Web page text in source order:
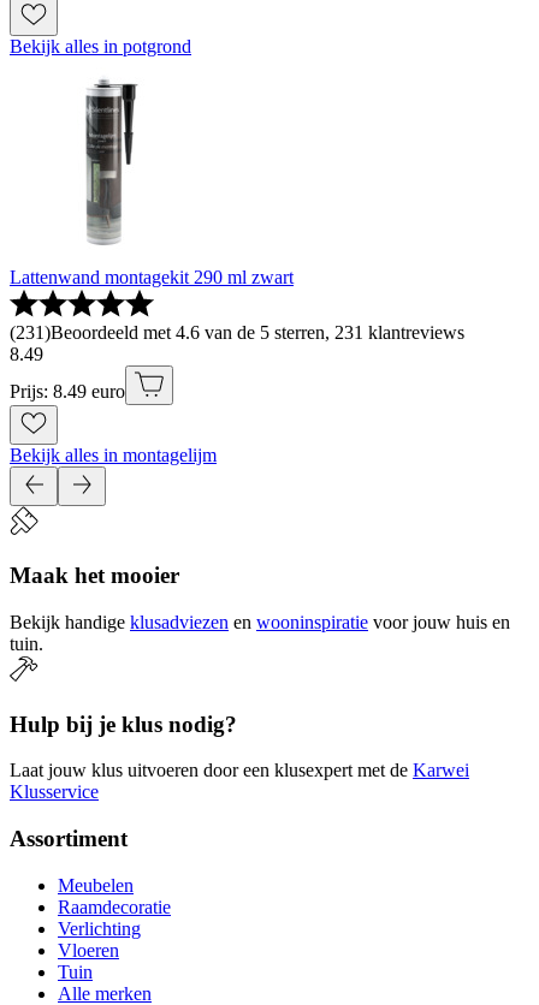
Bekijk alles in potgrond
Lattenwand montagekit 290 ml zwart
(231)Beoordeeld met 4.6 van de 5 sterren, 231 klantreviews
8.49
Prijs: 8.49 euro
Bekijk alles in montagelijm
Maak het mooier
Bekijk handige klusadviezen en wooninspiratie voor jouw huis en
tuin.
Hulp bij je klus nodig?
Laat jouw klus uitvoeren door een klusexpert met de Karwei
Klusservice
Assortiment
Meubelen
Raamdecoratie
Verlichting
Vloeren
Tuin
Alle merken